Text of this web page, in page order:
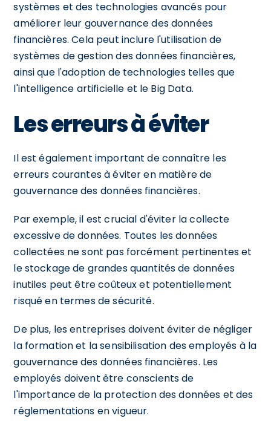
systèmes et des technologies avancés pour
améliorer leur gouvernance des données
financières. Cela peut inclure l'utilisation de
systèmes de gestion des données financières,
ainsi que l'adoption de technologies telles que
l'intelligence artificielle et le Big Data.
Les erreurs à éviter
Il est également important de connaître les
erreurs courantes à éviter en matière de
gouvernance des données financières.
Par exemple, il est crucial d'éviter la collecte
excessive de données. Toutes les données
collectées ne sont pas forcément pertinentes et
le stockage de grandes quantités de données
inutiles peut être coûteux et potentiellement
risqué en termes de sécurité.
De plus, les entreprises doivent éviter de négliger
la formation et la sensibilisation des employés à la
gouvernance des données financières. Les
employés doivent être conscients de
l'importance de la protection des données et des
réglementations en vigueur.